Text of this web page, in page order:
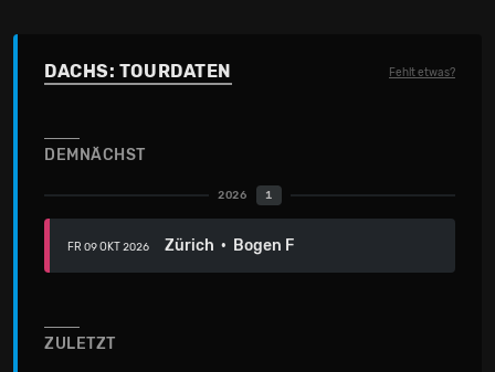
DACHS: TOURDATEN Fehlt etwas?
DEMNÄCHST
2026 1
FR 09 OKT 2026 Zürich · Bogen F
ZULETZT